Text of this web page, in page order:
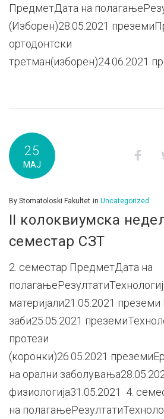
ПредметДата на
(Изборен)28.05.2021
ортодонтски
третман(изборен)24.06.2021
25
МАЈ
By Stomatoloski Fakultet in Uncategorized
II колоквиумска
семестар СЗТ
2. семестар ПредметДата на
материјали21.05.2021
заби25.05.2021
протези
(коронки)26.05.2021
на орални
физиологија31.05.2021 4.
на